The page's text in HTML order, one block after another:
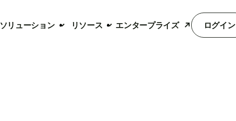
ソリューション リソース エンタープライズ ログイン